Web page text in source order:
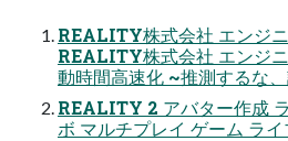
REALITY株式会社 エンジ
REALITY株式会社 エンジ
動時間高速化 ~推測するな
REALITY 2 アバター作成
ボ マルチプレイ ゲーム ラ